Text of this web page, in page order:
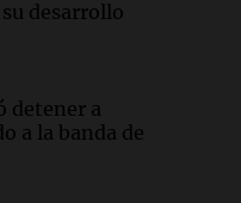
desarrollo
detener a
a la banda de